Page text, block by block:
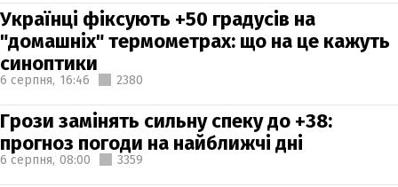
Українці фіксують +50 градусів на
"домашніх" термометрах: що на це кажуть
синоптики
6 серпня, 16:46 2380
Грози замінять сильну спеку до +38:
прогноз погоди на найближчі дні
6 серпня, 08:00 3359